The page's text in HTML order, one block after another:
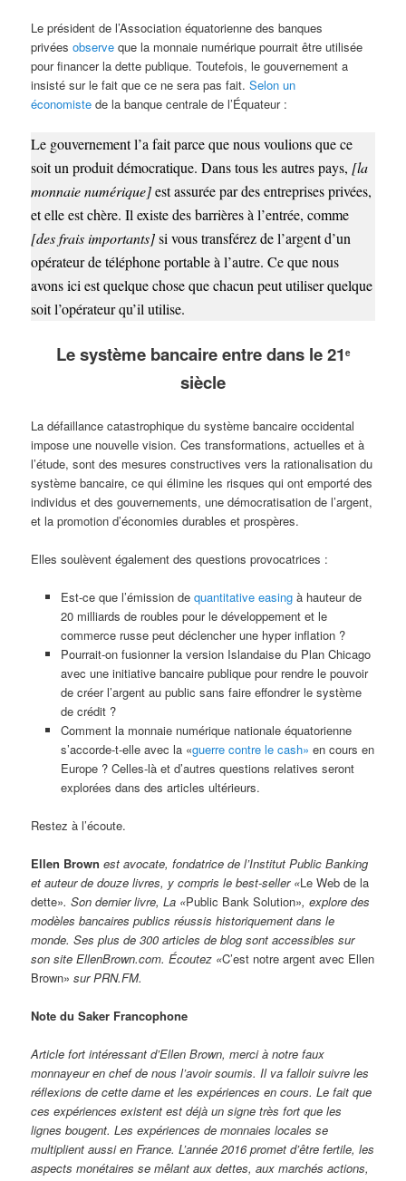
Le président de l’Association équatorienne des banques
privéesobserve que la monnaie numérique pourrait être utilisée
pour financer la dette publique. Toutefois, le gouvernement a
insisté sur le fait que ce ne sera pas fait.Selon un
économiste de la banque centrale de l’Équateur :
Le gouvernement l’a fait parce que nous voulions que ce
soit un produit démocratique. Dans tous les autres pays, [la
monnaie numérique]est assurée par des entreprises privées,
et elle est chère. Il existe des barrières à l’entrée, comme
[des frais importants]si vous transférez de l’argent d’un
opérateur de téléphone portable à l’autre. Ce que nous
avons ici est quelque chose que chacun peut utiliser quelque
soit l’opérateur qu’il utilise.
Le système bancaire entre dans le 21 e
siècle
La défaillance catastrophique du système bancaire occidental
impose une nouvelle vision. Ces transformations, actuelles et à
l’étude, sont des mesures constructives vers la rationalisation du
système bancaire, ce qui élimine les risques qui ont emporté des
individus et des gouvernements, une démocratisation de l’argent,
et la promotion d’économies durables et prospères.
Elles soulèvent également des questions provocatrices :
Est-ce que l’émission de quantitative easingà hauteur de
20 milliards de roubles pour le développement et le
commerce russe peut déclencher une hyper inflation ?
Pourrait-on fusionner la version Islandaise du Plan Chicago
avec une initiative bancaire publique pour rendre le pouvoir
de créer l’argent au public sans faire effondrer le système
de crédit ?
Comment la monnaie numérique nationale équatorienne
s’accorde-t-elle avec la «guerre contre le cash» en cours en
Europe ? Celles-là et d’autres questions relatives seront
explorées dans des articles ultérieurs.
Restez à l’écoute.
Ellen Brown est avocate, fondatrice de l’Institut Public Banking
et auteur de douze livres, y compris le best-seller «Le Web de la
dette». Son dernier livre, La «Public Bank Solution», explore des
modèles bancaires publics réussis historiquement dans le
monde. Ses plus de 300 articles de blog sont accessibles sur
son site EllenBrown.com. Écoutez «C’est notre argent avec Ellen
Brown» sur PRN.FM.
Note du Saker Francophone
Article fort intéressant d’Ellen Brown, merci à notre faux
monnayeur en chef de nous l’avoir soumis. Il va falloir suivre les
réflexions de cette dame et les expériences en cours. Le fait que
ces expériences existent est déjà un signe très fort que les
lignes bougent. Les expériences de monnaies locales se
multiplient aussi en France. L’année 2016 promet d’être fertile, les
aspects monétaires se mêlant aux dettes, aux marchés actions,